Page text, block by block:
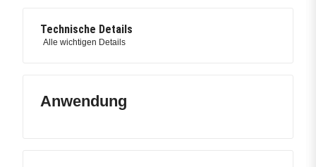
Technische Details
Alle wichtigen Details
Anwendung